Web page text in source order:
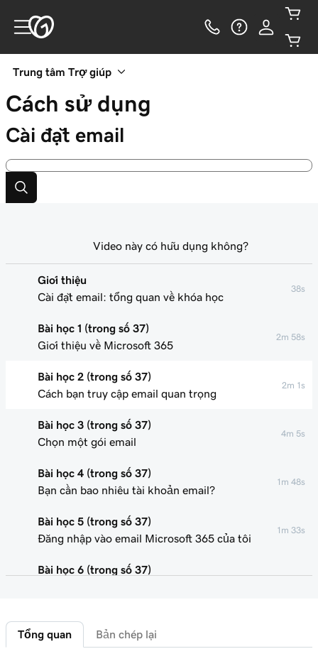
Trung tâm Trợ giúp
Cách sử dụng
Cài đặt email
Giới thiệu
Cài đặt email: tổng quan về khóa học
38s
Bài học 1 (trong số 37)
Giới thiệu về Microsoft 365
2m 58s
Bài học 2 (trong số 37)
Cách bạn truy cập email quan trọng
2m 1s
Bài học 3 (trong số 37)
Chọn một gói email
4m 5s
Bài học 4 (trong số 37)
Bạn cần bao nhiêu tài khoản email?
1m 48s
Bài học 5 (trong số 37)
Đăng nhập vào email Microsoft 365 của tôi
1m 33s
Bài học 6 (trong số 37)
58s
Gửi cho tôi một email thử nghiệm
Video này có hữu dụng không?
Tổng quan Bản chép lại